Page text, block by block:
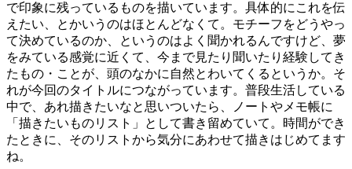
で印象に残っているものを描いています。具体的にこれを伝
えたい、とかいうのはほとんどなくて。モチーフをどうやっ
て決めているのか、というのはよく聞かれるんですけど、夢
をみている感覚に近くて、今まで見たり聞いたり経験してき
たもの・ことが、頭のなかに自然とわいてくるというか。そ
れが今回のタイトルにつながっています。普段生活している
中で、あれ描きたいなと思いついたら、ノートやメモ帳に
「描きたいものリスト」として書き留めていて。時間ができ
たときに、そのリストから気分にあわせて描きはじめてます
ね。